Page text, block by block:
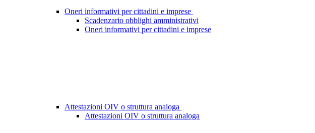
Oneri informativi per cittadini e imprese
Scadenzario obblighi amministrativi
Oneri informativi per cittadini e imprese
Attestazioni OIV o struttura analoga
Attestazioni OIV o struttura analoga